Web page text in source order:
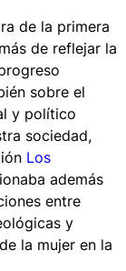
de la primera
de reflejar la
sobre el
y político
sociedad,
Los
además
entre
y
la mujer en la